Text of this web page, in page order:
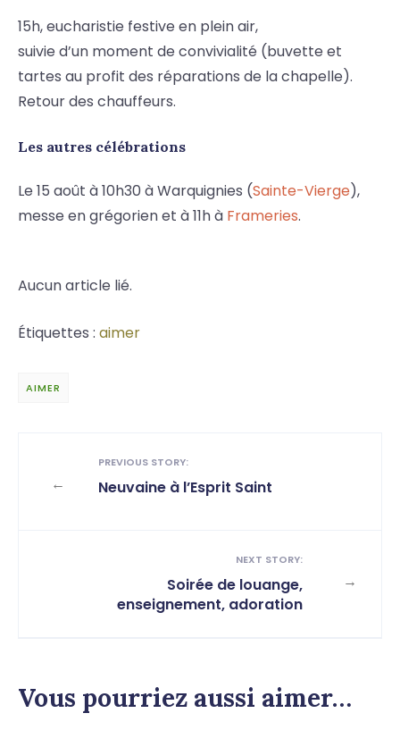
15h, eucharistie festive en plein air,
suivie d’un moment de convivialité (buvette et
tartes au profit des réparations de la chapelle).
Retour des chauffeurs.
Les autres célébrations
Le 15 août à 10h30 à Warquignies (Sainte-Vierge),
messe en grégorien et à 11h à Frameries.
Aucun article lié.
Étiquettes : aimer
AIMER
←
PREVIOUS STORY:
Neuvaine à l’Esprit Saint
→
NEXT STORY:
Soirée de louange,
enseignement, adoration
Vous pourriez aussi aimer…